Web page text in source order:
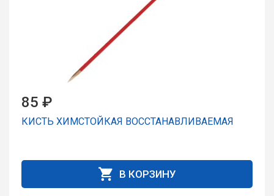
85 ₽
КИСТЬ ХИМСТОЙКАЯ ВОССТАНАВЛИВАЕМАЯ
В КОРЗИНУ